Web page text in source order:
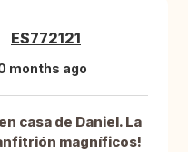
ES772121
months ago
casa de Daniel. La
magníficos!